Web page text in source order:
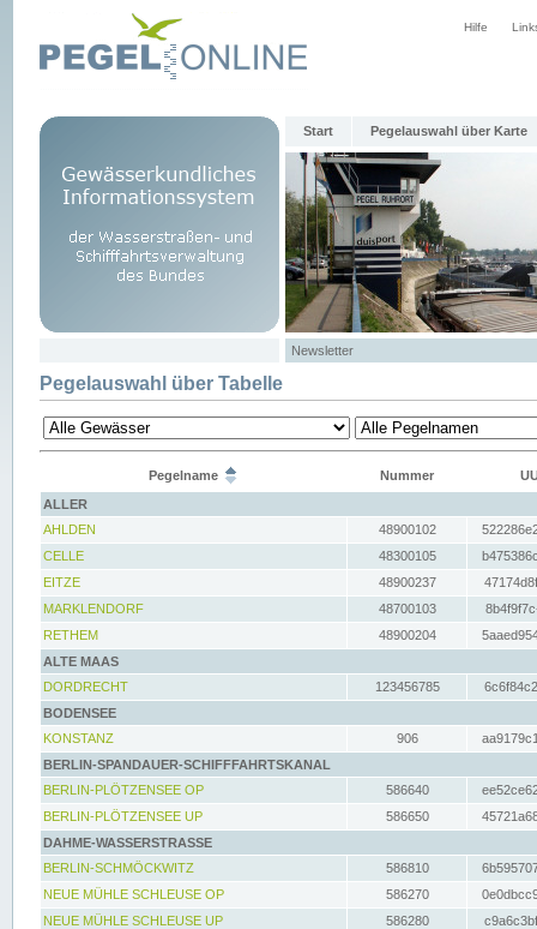
Hilfe
Start Pegelauswahl über Karte
Newsletter
Pegelauswahl über Tabelle
Pegelname Nummer
ALLER
AHLDEN
48900102
CELLE
48300105
EITZE
48900237
MARKLENDORF
48700103
RETHEM
48900204
ALTE MAAS
DORDRECHT
123456785
BODENSEE
KONSTANZ
906
BERLIN-SPANDAUER-SCHIFFFAHRTSKANAL
BERLIN-PLÖTZENSEE OP
586640
BERLIN-PLÖTZENSEE UP
586650
DAHME-WASSERSTRASSE
BERLIN-SCHMÖCKWITZ
586810
NEUE MÜHLE SCHLEUSE OP
586270
NEUE MÜHLE SCHLEUSE UP
586280